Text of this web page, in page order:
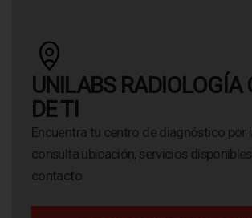
UNILABS RADIOLOGÍA
DE TI
Encuentra tu centro de diagnóstico por
consulta ubicación, servicios
contacto.